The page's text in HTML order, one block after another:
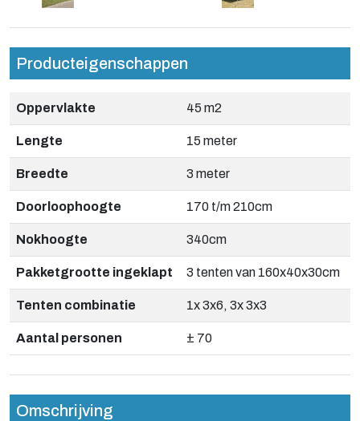
Producteigenschappen
Oppervlakte 45 m2
Lengte 15 meter
Breedte 3 meter
Doorloophoogte 170 t/m 210cm
Nokhoogte 340cm
Pakketgrootte ingeklapt 3 tenten van 160x40x30cm
Tenten combinatie 1x 3x6, 3x 3x3
Aantal personen ± 70
Omschrijving